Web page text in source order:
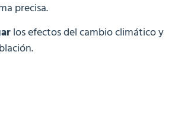
precisa.
los efectos del cambio climáticoy